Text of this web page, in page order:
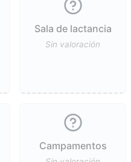
Sala de lactancia
Sin valoración
Campamentos